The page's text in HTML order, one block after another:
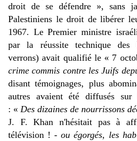
droit de se défendre », sans
Palestiniens le droit de libérer
1967. Le Premier ministre
par la réussite technique des
verrons) avait qualifié le « 7
crime commis contre les Juifs
disant témoignages, plus
autres avaient été diffusés sur
: « Des dizaines de nourrissons
J. F. Khan n'hésitait pas à
télévision ! - ou égorgés, les